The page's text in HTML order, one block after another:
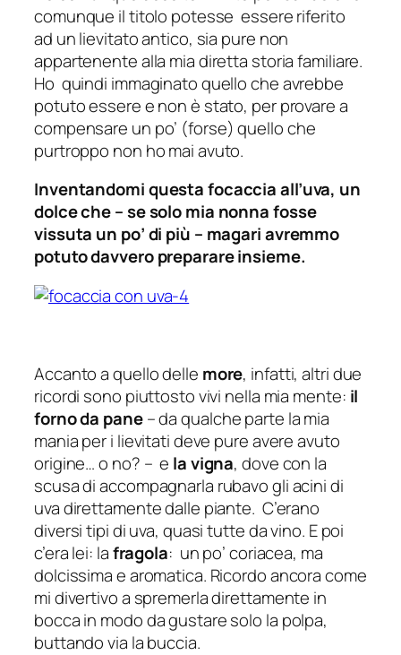
comunque il titolo potesse essere riferito
ad un lievitato antico, sia pure non
appartenente alla mia diretta storia familiare.
Ho quindi immaginato quello che avrebbe
potuto essere e non è stato, per provare a
compensare un po’ (forse) quello che
purtroppo non ho mai avuto.
Inventandomi questa focaccia all’uva, un
dolce che – se solo mia nonna fosse
vissuta un po’ di più – magari avremmo
potuto davvero preparare insieme.
Accanto a quello delle more, infatti, altri due
ricordi sono piuttosto vivi nella mia mente: il
forno da pane–da qualche parte la mia
mania per i lievitati deve pure avere avuto
origine… o no? – e la vigna, dove con la
scusa di accompagnarla rubavo gli acini di
uva direttamente dalle piante. C’erano
diversi tipi di uva, quasi tutte da vino. E poi
c’era lei: lafragola: un po’ coriacea, ma
dolcissima e aromatica. Ricordo ancora come
mi divertivo a spremerla direttamente in
bocca in modo da gustare solo la polpa,
buttando via la buccia.